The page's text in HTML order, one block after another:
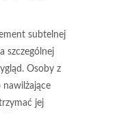
subtelnej
szczególnej
Osoby z
nawilżające
jej